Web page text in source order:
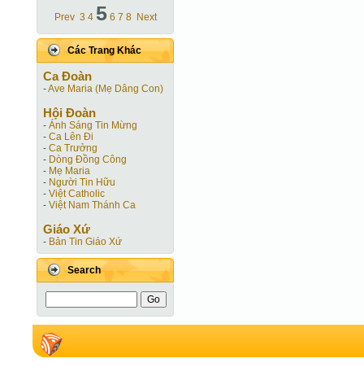
Prev 3 4 5 6 7 8 Next
Các Trang Khác
Ca Ðoàn
-Ave Maria (Mẹ Dâng Con)
Hội Ðoàn
- Ánh Sáng Tin Mừng
- Ca Lên Đi
- Ca Trưởng
- Dòng Đồng Công
- Mẹ Maria
- Người Tin Hữu
- Việt Catholic
- Việt Nam Thánh Ca
Giáo Xứ
- Bản Tin Giáo Xứ
Search